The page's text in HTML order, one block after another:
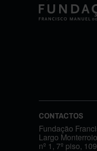
CONTACTOS
Fundação
Largo
nº 1, 7º piso,